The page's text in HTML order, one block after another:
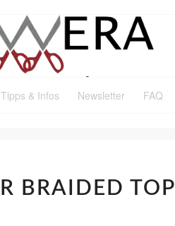
Tipps & Infos Newsletter FAQ
BRAIDED TOP